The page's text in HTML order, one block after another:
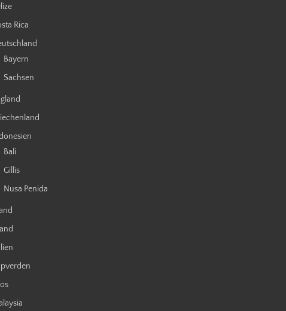
Rica
Bayern
Sachsen
Bali
Gillis
Nusa Penida